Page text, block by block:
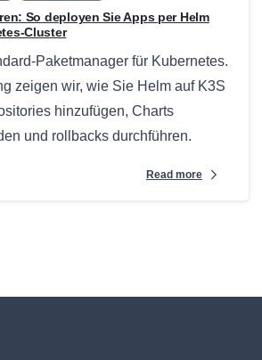
So deployen Sie Apps per Helm
Cluster
Paketmanager für Kubernetes.
zeigen wir, wie Sie Helm auf K3S
hinzufügen, Charts
und rollbacks durchführen.
Read more